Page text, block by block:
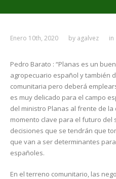
Enero 10th, 2020 by agalvez in
Pedro Barato : “Planas es un
agropecuario español y también
comunitaria pero deberá
es muy delicado para el campo
del ministro Planas al frente de
momento clave para el futuro del
decisiones que se tendrán que
que van a ser determinantes
españoles.
En el terreno comunitario, las